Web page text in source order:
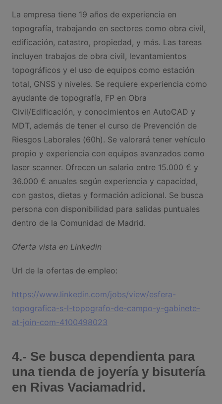
La empresa tiene 19 años de experiencia en
topografía, trabajando en sectores como obra civil,
edificación, catastro, propiedad, y más. Las tareas
incluyen trabajos de obra civil, levantamientos
topográficos y el uso de equipos como estación
total, GNSS y niveles. Se requiere experiencia como
ayudante de topografía, FP en Obra
Civil/Edificación, y conocimientos en AutoCAD y
MDT, además de tener el curso de Prevención de
Riesgos Laborales (60h). Se valorará tener vehículo
propio y experiencia con equipos avanzados como
laser scanner. Ofrecen un salario entre 15.000 € y
36.000 € anuales según experiencia y capacidad,
con gastos, dietas y formación adicional. Se busca
persona con disponibilidad para salidas puntuales
dentro de la Comunidad de Madrid.
Oferta vista en Linkedin
Url de la ofertas de empleo:
https://www.linkedin.com/jobs/view/esfera-
topografica-s-l-topografo-de-campo-y-gabinete-
at-join-com-4100498023
4.- Se busca dependienta para
una tienda de joyería y bisutería
en Rivas Vaciamadrid.